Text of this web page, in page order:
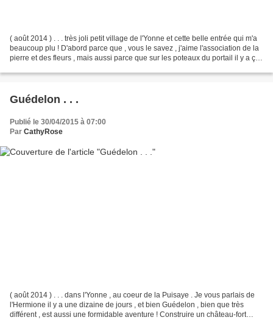
( août 2014 ) . . . très joli petit village de l'Yonne et cette belle entrée qui m'a
beaucoup plu ! D'abord parce que , vous le savez , j'aime l'association de la
pierre et des fleurs , mais aussi parce que sur les poteaux du portail il y a ça .
Guédelon . . .
Publié le 30/04/2015 à 07:00
Par CathyRose
( août 2014 ) . . . dans l'Yonne , au coeur de la Puisaye . Je vous parlais de
l'Hermione il y a une dizaine de jours , et bien Guédelon , bien que très
différent , est aussi une formidable aventure ! Construire un château-fort